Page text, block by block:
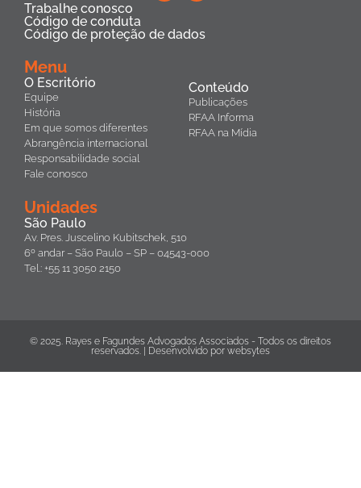
Trabalhe conosco
Código de conduta
Código de proteção de dados
Menu
O Escritório
Equipe
História
Em que somos diferentes
Abrangência internacional
Responsabilidade social
Fale conosco
Conteúdo
Publicações
RFAA Informa
RFAA na Mídia
Unidades
São Paulo
Av. Pres. Juscelino Kubitschek, 510
6º andar – São Paulo – SP – 04543-000
Tel.: +55 11 3050 2150
© 2025. Rayes e Fagundes Advogados Associados - Todos os direitos
reservados. | Desenvolvido por websytes